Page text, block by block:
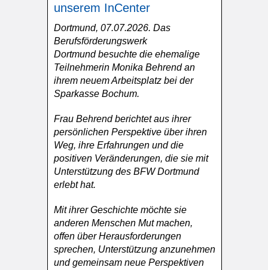
unserem InCenter
Dortmund, 07.07.2026. Das
Berufsförderungswerk
Dortmund besuchte die ehemalige
Teilnehmerin Monika Behrend an
ihrem neuem Arbeitsplatz bei der
Sparkasse Bochum.
Frau Behrend berichtet aus ihrer
persönlichen Perspektive über ihren
Weg, ihre Erfahrungen und die
positiven Veränderungen, die sie mit
Unterstützung des BFW Dortmund
erlebt hat.
Mit ihrer Geschichte möchte sie
anderen Menschen Mut machen,
offen über Herausforderungen
sprechen, Unterstützung anzunehmen
und gemeinsam neue Perspektiven